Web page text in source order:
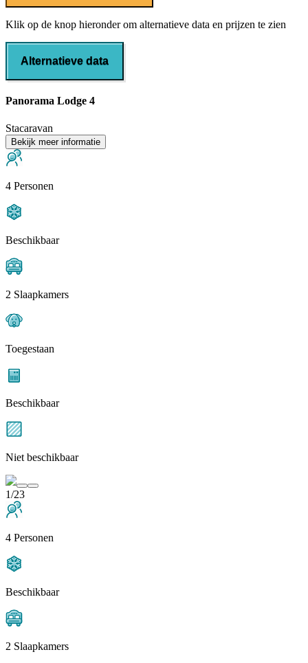
Klik op de knop hieronder om alternatieve data en prijzen te zien
Alternatieve data
Panorama Lodge 4
Stacaravan
Bekijk meer informatie
4 Personen
Beschikbaar
2 Slaapkamers
Toegestaan
Beschikbaar
Niet beschikbaar
1/23
4 Personen
Beschikbaar
2 Slaapkamers